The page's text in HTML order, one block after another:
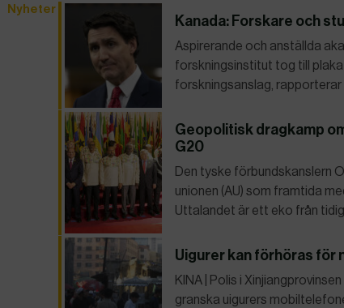
Nyheter
Kanada: Forskare och
Aspirerande och anställda
forskningsinstitut tog till
forskningsanslag, rapporterar
Geopolitisk dragkamp
G20
Den tyske förbundskanslern
unionen (AU) som framtida
Uttalandet är ett eko från
Uigurer kan förhöras för
KINA | Polis i
granska uigurers